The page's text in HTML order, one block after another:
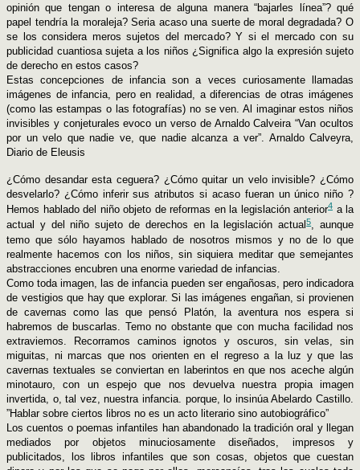
opinión que tengan o interesa de alguna manera “bajarles línea”? qué
papel tendría la moraleja? Seria acaso una suerte de moral degradada? O
se los considera meros sujetos del mercado? Y si el mercado con su
publicidad cuantiosa sujeta a los niños ¿Significa algo la expresión sujeto
de derecho en estos casos?
Estas concepciones de infancia son a veces curiosamente llamadas
imágenes de infancia, pero en realidad, a diferencias de otras imágenes
(como las estampas o las fotografías) no se ven. Al imaginar estos niños
invisibles y conjeturales evoco un verso de Arnaldo Calveira “Van ocultos
por un velo que nadie ve, que nadie alcanza a ver”. Arnaldo Calveyra,
Diario de Eleusis
¿Cómo desandar esta ceguera? ¿Cómo quitar un velo invisible? ¿Cómo
desvelarlo? ¿Cómo inferir sus atributos si acaso fueran un único niño ?
Hemos hablado del niño objeto de reformas en la legislación anterior4 a la
actual y del niño sujeto de derechos en la legislación actual5, aunque
temo que sólo hayamos hablado de nosotros mismos y no de lo que
realmente hacemos con los niños, sin siquiera meditar que semejantes
abstracciones encubren una enorme variedad de infancias.
Como toda imagen, las de infancia pueden ser engañosas, pero indicadora
de vestigios que hay que explorar. Si las imágenes engañan, si provienen
de cavernas como las que pensó Platón, la aventura nos espera si
habremos de buscarlas. Temo no obstante que con mucha facilidad nos
extraviemos. Recorramos caminos ignotos y oscuros, sin velas, sin
miguitas, ni marcas que nos orienten en el regreso a la luz y que las
cavernas textuales se conviertan en laberintos en que nos aceche algún
minotauro, con un espejo que nos devuelva nuestra propia imagen
invertida, o, tal vez, nuestra infancia. porque, lo insinúa Abelardo Castillo.
”Hablar sobre ciertos libros no es un acto literario sino autobiográfico”
Los cuentos o poemas infantiles han abandonado la tradición oral y llegan
mediados por objetos minuciosamente diseñados, impresos y
publicitados, los libros infantiles que son cosas, objetos que cuestan